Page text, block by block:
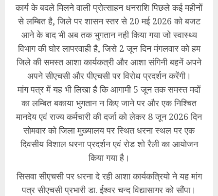
कार्य के बदले मिलने वाली प्रोत्साहन धनराशि पिछले कई महीनों
से लम्बित है, जिले पर शासन स्तर से 20 मई 2026 को बजट
आने के बाद भी अब तक भुगतान नही किया गया जो स्वास्थ्य
विभाग की घोर लापरवाही है, जिसे 2 जून दिन मंगलवार को हम
जिले की समस्त आशा कार्यकत्री और आशा संगिनी बहनें अपने
अपने सीएचसी और पीएचसी पर विरोध प्रदर्शन करेंगी।
मांग पत्र में यह भी लिखा है कि आगामी 5 जून तक समस्त मदों
का लम्बित बकाया भुगतान न किए जाने पर और एक निश्चित
मानदेय एवं राज्य कर्मचारी की दर्जा को लेकर 8 जून 2026 दिन
सोमवार को जिला मुख्यालय पर स्थित धरना स्थल पर एक
दिवसीय विशाल धरना प्रदर्शन एवं रोड शो रैली का आयोजन
किया गया है।
सिसवा सीएचसी पर धरना दे रही आशा कार्यकत्रियो ने यह मांग
पत्र सीएचसी प्रभारी डा. ईश्वर चन्द विद्यासागर को सौंपा।